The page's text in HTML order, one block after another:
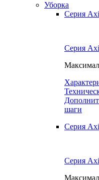
Уборка
Серия
Серия
шаги
Серия
Серия